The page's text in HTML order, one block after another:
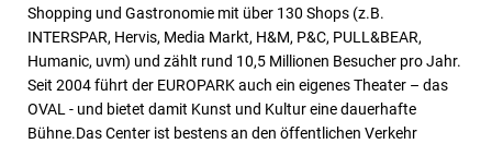
Shopping und Gastronomie mit über 130 Shops (z.B.
INTERSPAR, Hervis, Media Markt, H&M, P&C, PULL&BEAR,
Humanic, uvm) und zählt rund 10,5 Millionen Besucher pro Jahr.
Seit 2004 führt der EUROPARK auch ein eigenes Theater – das
OVAL - und bietet damit Kunst und Kultur eine dauerhafte
Bühne.Das Center ist bestens an den öffentlichen Verkehr